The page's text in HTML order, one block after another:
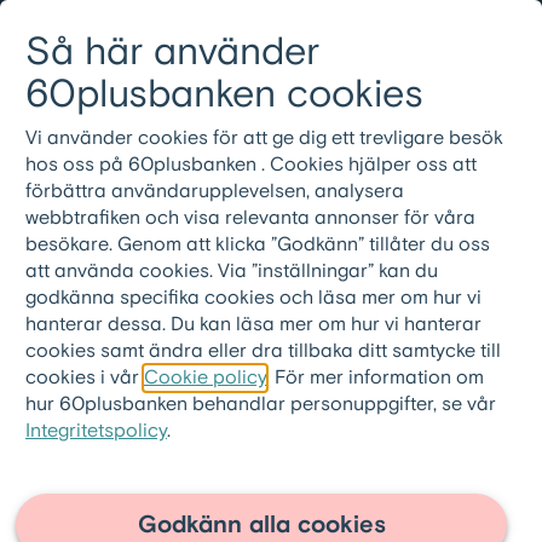
Så här använder
60plusbanken cookies
Vi använder cookies för att ge dig ett trevligare besök
hos oss på 60plusbanken . Cookies hjälper oss att
förbättra användarupplevelsen, analysera
webbtrafiken och visa relevanta annonser för våra
besökare. Genom att klicka ”Godkänn” tillåter du oss
att använda cookies. Via ”inställningar” kan du
godkänna specifika cookies och läsa mer om hur vi
hanterar dessa. Du kan läsa mer om hur vi hanterar
cookies samt ändra eller dra tillbaka ditt samtycke till
cookies i vår Cookie policy . För mer information om
hur 60plusbanken behandlar personuppgifter, se vår
Integritetspolicy.
Godkänn alla cookies
Meny
08-501 01 200
60plusbanken.se
Hemester -